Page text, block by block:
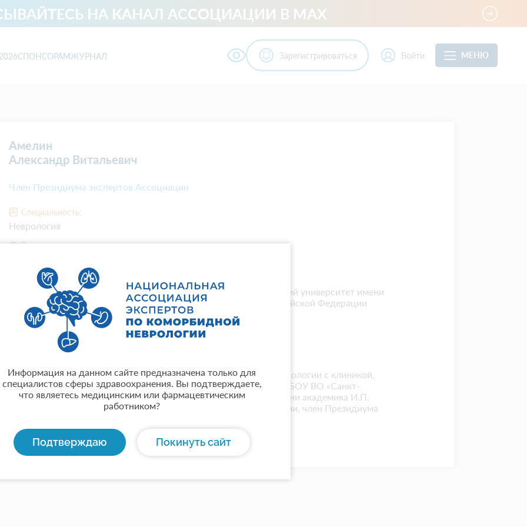
НА КАНАЛ АССОЦИАЦИИ В MAX
СПОНСОРАМЖУРНАЛ Зарегистрироваться Войти МЕНЮ
Амелин
Александр Витальевич
Член Президиума экспертов Ассоциации
Специальность:
Неврология
Регалии:
Место работы:
ФГБОУ ВО «Санкт-Петербургский государственный медицинский университет имени
академика И.П. Павлова» Министерства здравоохранения Российской Федерации
Город:
Санкт-Петербург
Общая информация:
Доктор медицинских наук, профессор, профессор кафедры неврологии с клиникой,
руководитель центра диагностики и лечения головной боли, ФГБОУ ВО «Санкт-
Петербургский государственный медицинский университет имени академика И.П.
Павлова» Министерства здравоохранения Российской Федерации, член Президиума
Информация на данном сайте предназначена только для
специалистов сферы здравоохранения. Вы подтверждаете,
что являетесь медицинским или фармацевтическим
работником?
Подтверждаю Покинуть сайт